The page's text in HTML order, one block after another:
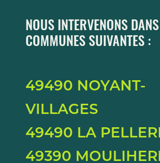
NOUS INTERVENONS
COMMUNES SUIVANTES :
49490 NOYANT-
VILLAGES
49490 LA
49390